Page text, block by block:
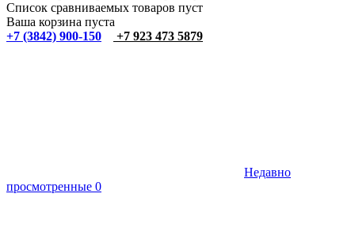
Список сравниваемых товаров пуст
Ваша корзина пуста
+7 (3842) 900-150
+7 923 473 5879
Недавно
просмотренные 0